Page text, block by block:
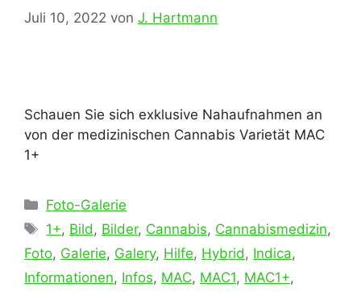
Juli 10, 2022 von J. Hartmann
Schauen Sie sich exklusive Nahaufnahmen an
von der medizinischen Cannabis Varietät MAC
1+
Kategorien
Foto-Galerie
Schlagwörter
1+, Bild , Bilder, Cannabis, Cannabismedizin,
Foto, Galerie, Galery, Hilfe, Hybrid , Indica,
Informationen, Infos, MAC, MAC1, MAC1+,